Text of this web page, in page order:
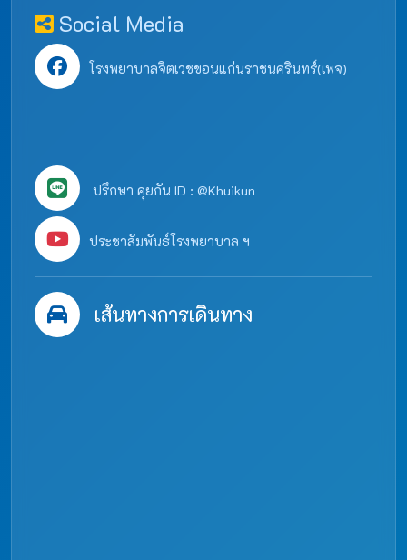
Social Media
โรงพยาบาลจิตเวชขอนแก่นราชนครินทร์(เพจ)
ปรึกษา คุยกัน ID : @Khuikun
ประชาสัมพันธ์โรงพยาบาล ฯ
เส้นทางการเดินทาง